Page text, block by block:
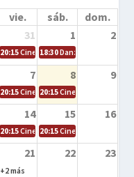
vie. sáb.
dom.
31 1 2
20:15Cine en la calle – Cómo
18:30Danza – Cita en el
7 8 9
20:15Cine en la calle – El niño y la
20:15Cine en la calle –
14 15 16
20:15Cine en la calle – Tortugas
20:15Cine en la calle –
21 22 23
+2 más